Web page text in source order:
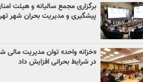
برگزاری مجمع سالیانه و هیئت
پیشگیری و مدیریت بحران شهر
«خزانه واحد» توان مدیریت مالی
در شرایط بحرانی افزایش داد